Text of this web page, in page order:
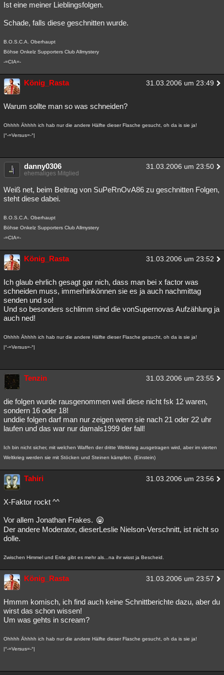
Ist eine meiner Lieblingsfolgen.
Schade, falls diese geschnitten wurde.
B.O.S.C.A. Oberhaupt
Böhse Onkelz Supporters Club Allmystery
-=CIA=-
König_Rasta 31.03.2006 um 23:49
Warum sollte man so was schneiden?
Ohhhh Ähhhh ich hab nur die andere Hälfte dieser Flasche gesucht, oh da is sie ja!
|°-=Versus=-°|
danny0306 31.03.2006 um 23:50
ehemaliges Mitglied
Weiß net, beim Beitrag von SuPeRnOvA86 zu geschnitten Folgen,
steht diese dabei.
B.O.S.C.A. Oberhaupt
Böhse Onkelz Supporters Club Allmystery
-=CIA=-
König_Rasta 31.03.2006 um 23:52
Ich glaub ehrlich gesagt gar nich, dass man bei x factor was
schneiden muss, immerhinkönnen sie es ja auch nachmittag
senden und so!
Und so besonders schlimm sind die vonSupernovas Aufzählung ja
auch ned!
Ohhhh Ähhhh ich hab nur die andere Hälfte dieser Flasche gesucht, oh da is sie ja!
|°-=Versus=-°|
Tenzin 31.03.2006 um 23:55
die folgen wurde rausgenommen weil diese nicht fsk 12 waren,
sondern 16 oder 18!
unddie folgen darf man nur zeigen wenn sie nach 21 oder 22 uhr
laufen und das war nur damals1999 der fall!
Ich bin nicht sicher, mit welchen Waffen der dritte Weltkrieg ausgetragen wird, aber im vierten
Weltkrieg werden sie mit Stöcken und Steinen kämpfen. (Einstein)
Tahiri 31.03.2006 um 23:56
X-Faktor rockt ^^
Vor allem Jonathan Frakes.
Der andere Moderator, dieserLeslie Nielson-Verschnitt, ist nicht so
dolle.
Zwischen Himmel und Erde gibt es mehr als...na ihr wisst ja Bescheid.
König_Rasta 31.03.2006 um 23:57
Hmmm komisch, ich find auch keine Schnittberichte dazu, aber du
wirst das schon wissen!
Um was gehts in scream?
Ohhhh Ähhhh ich hab nur die andere Hälfte dieser Flasche gesucht, oh da is sie ja!
|°-=Versus=-°|